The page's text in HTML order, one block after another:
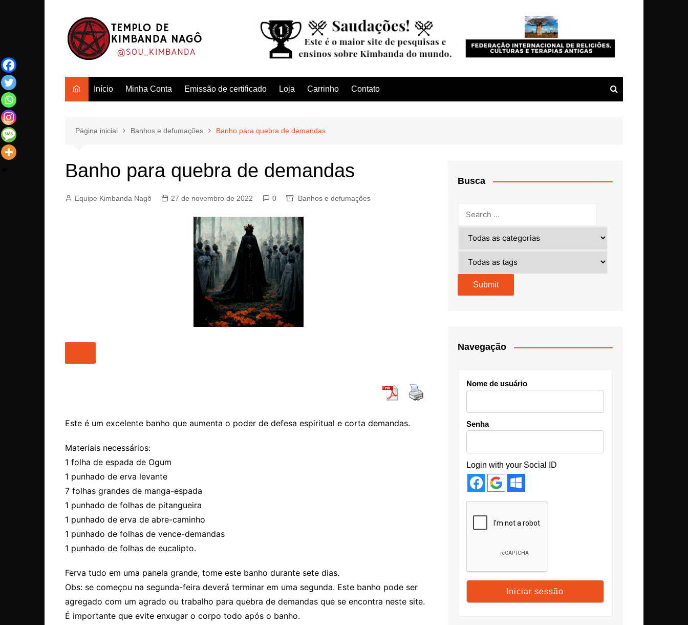
Início Minha Conta Emissão de certificado Loja Carrinho Contato
Página inicial Banhos e defumações Banho para quebra de demandas
Banho para quebra de demandas
Equipe Kimbanda Nagô 27 de novembro de 2022 0 Banhos e defumações
Este é um excelente banho que aumenta o poder de defesa espiritual e corta demandas.
Materiais necessários:
1 folha de espada de Ogum
1 punhado de erva levante
7 folhas grandes de manga-espada
1 punhado de folhas de pitangueira
1 punhado de erva de abre-caminho
1 punhado de folhas de vence-demandas
1 punhado de folhas de eucalipto.
Ferva tudo em uma panela grande, tome este banho durante sete dias.
Obs: se começou na segunda-feira deverá terminar em uma segunda. Este banho pode ser
agregado com um agrado ou trabalho para quebra de demandas que se encontra neste site.
É importante que evite enxugar o corpo todo após o banho.
Busca
Navegação
Nome de usuário
Senha
Login with your Social ID